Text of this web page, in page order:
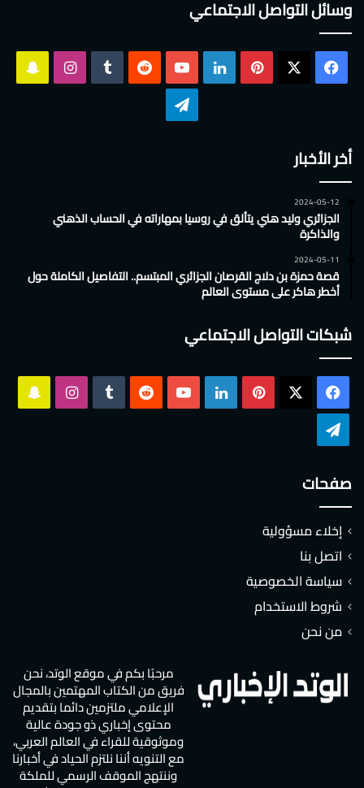
وسائل التواصل الاجتماعي
فيسبوك بينتيريست لينكدإن ‫YouTube انستقرام
أخر الأخبار
2024-05-12
الجزائري وليد هني يتألق في روسيا بمهاراته في الحساب الذهني
والذاكرة
2024-05-11
قصة حمزة بن دلاج القرصان الجزائري المبتسم.. التفاصيل الكاملة حول
أخطر هاكر على مستوى العالم
شبكات التواصل الاجتماعي
فيسبوك بينتيريست لينكدإن ‫YouTube انستقرام
صفحات
إخلاء مسؤولية
اتصل بنا
سياسة الخصوصية
شروط الاستخدام
من نحن
مرحبًا بكم في موقع الوتد، نحن
فريق من الكتاب المهتمين بالمجال
الإعلامي ملتزمين دائما بتقديم
محتوى إخباري ذو جودة عالية
وموثوقية للقراء في العالم العربي،
مع التنويه أننا نلتزم الحياد في أخبارنا
وننتهج الموقف الرسمي للملكة